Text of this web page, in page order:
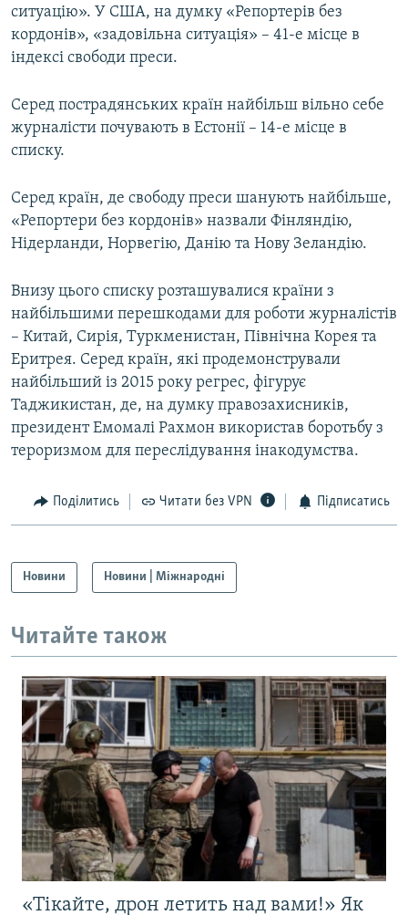
ситуацію». У США, на думку «Репортерів без
кордонів», «задовільна ситуація» – 41-е місце в
індексі свободи преси.
Серед пострадянських країн найбільш вільно себе
журналісти почувають в Естонії – 14-е місце в
списку.
Серед країн, де свободу преси шанують найбільше,
«Репортери без кордонів» назвали Фінляндію,
Нідерланди, Норвегію, Данію та Нову Зеландію.
Внизу цього списку розташувалися країни з
найбільшими перешкодами для роботи журналістів
– Китай, Сирія, Туркменистан, Північна Корея та
Еритрея. Серед країн, які продемонстрували
найбільший із 2015 року регрес, фігурує
Таджикистан, де, на думку правозахисників,
президент Емомалі Рахмон використав боротьбу з
тероризмом для переслідування інакодумства.
Поділитись Читати без VPN Підписатись
Новини Новини | Міжнародні
Читайте також
«Тікайте, дрон летить над вами!» Як